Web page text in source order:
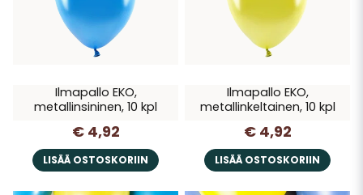
Ilmapallo EKO,
metallinsininen, 10 kpl
€ 4,92
LISÄÄ OSTOSKORIIN
Ilmapallo EKO,
metallinkeltainen, 10 kpl
€ 4,92
LISÄÄ OSTOSKORIIN